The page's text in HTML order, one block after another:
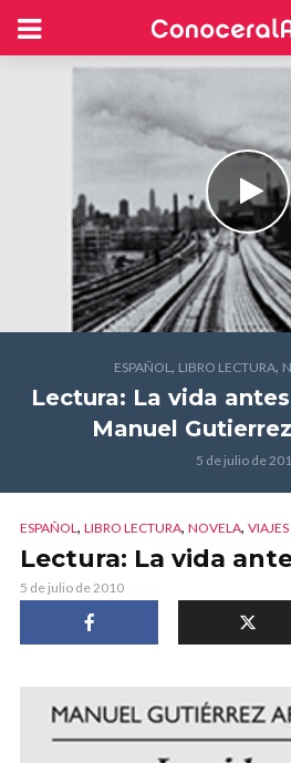
ESPAÑOL, LIBRO LECTURA,
Lectura: La vida
Manuel
5 de julio de
ESPAÑOL, LIBRO LECTURA, NOVELA, VIAJES
Lectura: La vida
5 de julio de 2010